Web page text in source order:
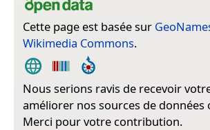
Cette page est basée sur
Wikimedia Commons.
Nous serions ravis de recevoir
améliorer nos sources de données
Merci pour votre contribution.